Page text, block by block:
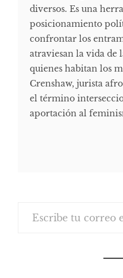
diversos. Es una
posicionamiento
confrontar los
atraviesan la vida de
quienes habitan los
Crenshaw, jurista
el término
aportación al